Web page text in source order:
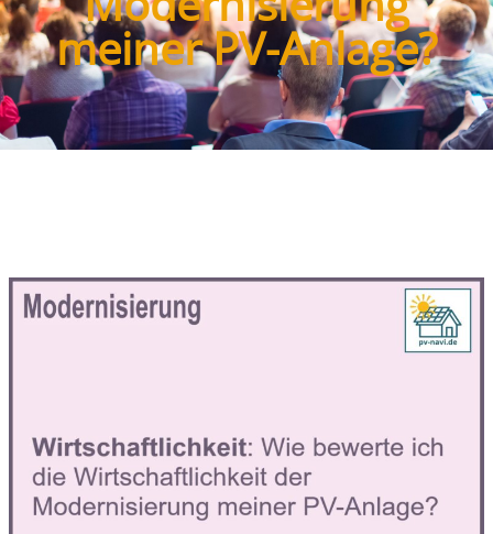
meiner PV-Anlage?